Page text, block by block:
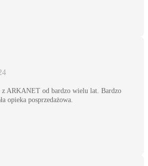
z ARKANET od bardzo wielu lat. Bardzo
opieka posprzedażowa.